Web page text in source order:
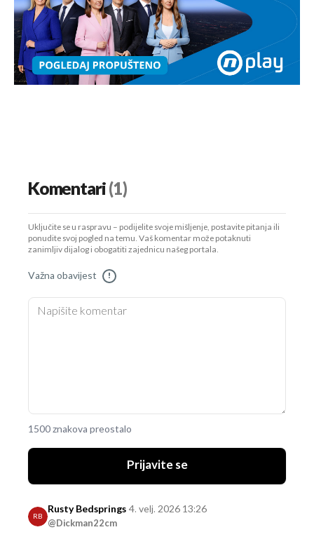
Komentari(1)
Uključite se u raspravu – podijelite svoje mišljenje, postavite pitanja ili
ponudite svoj pogled na temu. Vaš komentar može potaknuti
zanimljiv dijalog i obogatiti zajednicu našeg portala.
Važna obavijest !
1500 znakova preostalo
Prijavite se
RB
Rusty Bedsprings
@Dickman22cm
4. velj. 2026 13:26